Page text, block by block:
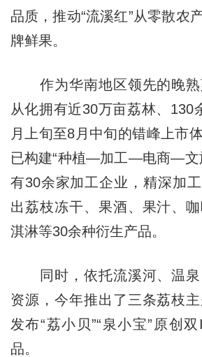
品质，推动“流溪红”从零散农
牌鲜果。
作为华南地区领先的晚熟
从化拥有近30万亩荔林、130
月上旬至8月中旬的错峰上市
已构建“种植—加工—电商—文
有30余家加工企业，精深加
出荔枝冻干、果酒、果汁、
淇淋等30余种衍生产品。
同时，依托流溪河、温泉
资源，今年推出了三条荔枝
发布“荔小贝”“泉小宝”原创
品。